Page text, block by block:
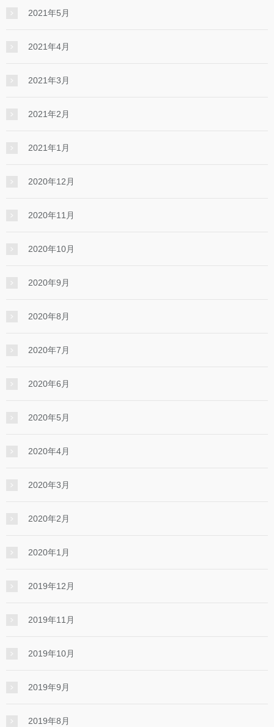
2021年5月
2021年4月
2021年3月
2021年2月
2021年1月
2020年12月
2020年11月
2020年10月
2020年9月
2020年8月
2020年7月
2020年6月
2020年5月
2020年4月
2020年3月
2020年2月
2020年1月
2019年12月
2019年11月
2019年10月
2019年9月
2019年8月